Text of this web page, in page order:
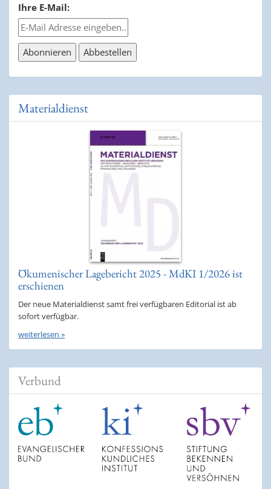
Ihre E-Mail:
Materialdienst
Ökumenischer Lagebericht 2025 - MdKI 1/2026 ist
erschienen
Der neue Materialdienst samt frei verfügbaren Editorial ist ab
sofort verfügbar.
weiterlesen »
Verbund